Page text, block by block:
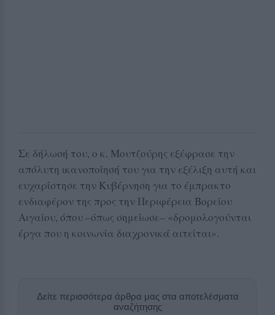
Σε δήλωσή του, ο κ. Μουτζούρης εξέφρασε την
απόλυτη ικανοποίησή του για την εξέλιξη αυτή και
ευχαρίστησε την Κυβέρνηση για το έμπρακτο
ενδιαφέρον της προς την Περιφέρεια Βορείου
Αιγαίου, όπου –όπως σημείωσε– «δρομολογούνται
έργα που η κοινωνία διαχρονικά αιτείται».
Δείτε περισσότερα άρθρα μας στα αποτελέσματα
αναζήτησης